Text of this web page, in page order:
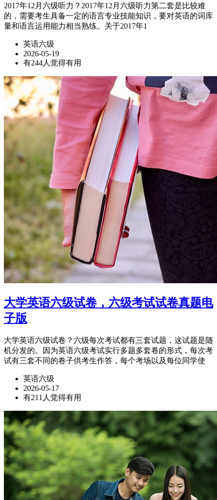
2017年12月六级听力？2017年12月六级听力第二套是比较难
的，需要考生具备一定的语言专业技能知识，要对英语的词库
量和语言运用能力相当熟练。关于2017年1
英语六级
2026-05-19
有244人觉得有用
大学英语六级试卷，六级考试试卷真题电
子版
大学英语六级试卷？六级每次考试都有三套试题，这试题是随
机分发的。因为英语六级考试实行多题多套卷的形式，每次考
试有三套不同的卷子供考生作答，每个考场以及每位同学使
英语六级
2026-05-17
有211人觉得有用